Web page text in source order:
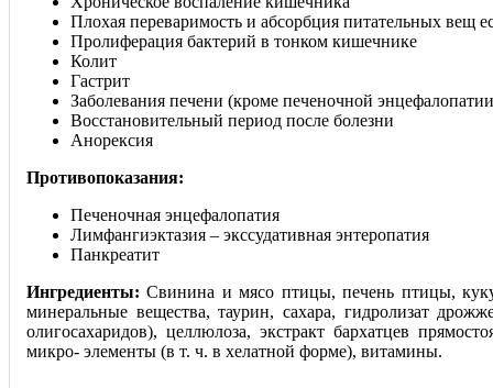
Плохая переваримость и абсорбция питательных вещ
Пролиферация бактерий в тонком кишечнике
Колит
Гастрит
Заболевания печени (кроме печеночной
Восстановительный период после болезни
Анорексия
Противопоказания:
Печеночная энцефалопатия
Лимфангиэктазия – экссудативная энтеропатия
Панкреатит
Ингредиенты:Свинина и мясо птицы, печень птицы,
минеральные вещества, таурин, сахара, гидролизат
олигосахаридов), целлюлоза, экстракт бархатцев
микро- элементы (в т. ч. в хелатной форме), витамины.